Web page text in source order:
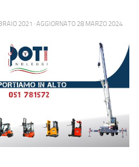
2021 · AGGIORNATO 28 MARZO 2024